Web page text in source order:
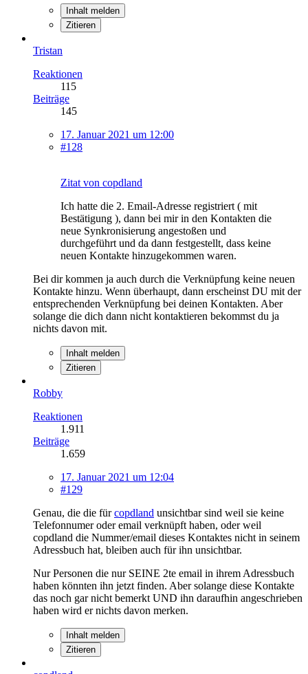
Inhalt melden
Zitieren
Tristan
Reaktionen
115
Beiträge
145
17. Januar 2021 um 12:00
#128
Zitat von copdland
Ich hatte die 2. Email-Adresse registriert ( mit
Bestätigung ), dann bei mir in den Kontakten die
neue Synkronisierung angestoßen und
durchgeführt und da dann festgestellt, dass keine
neuen Kontakte hinzugekommen waren.
Bei dir kommen ja auch durch die Verknüpfung keine neuen
Kontakte hinzu. Wenn überhaupt, dann erscheinst DU mit der
entsprechenden Verknüpfung bei deinen Kontakten. Aber
solange die dich dann nicht kontaktieren bekommst du ja
nichts davon mit.
Inhalt melden
Zitieren
Robby
Reaktionen
1.911
Beiträge
1.659
17. Januar 2021 um 12:04
#129
Genau, die die fürcopdland unsichtbar sind weil sie keine
Telefonnumer oder email verknüpft haben, oder weil
copdland die Nummer/email dieses Kontaktes nicht in seinem
Adressbuch hat, bleiben auch für ihn unsichtbar.
Nur Personen die nur SEINE 2te email in ihrem Adressbuch
haben könnten ihn jetzt finden. Aber solange diese Kontakte
das noch gar nicht bemerkt UND ihn daraufhin angeschrieben
haben wird er nichts davon merken.
Inhalt melden
Zitieren